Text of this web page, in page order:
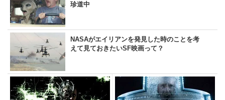
珍道中
NASAがエイリアンを発見した時のことを考
えて見ておきたいSF映画って？